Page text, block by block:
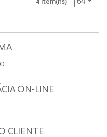
ON-LINE
CLIENTE